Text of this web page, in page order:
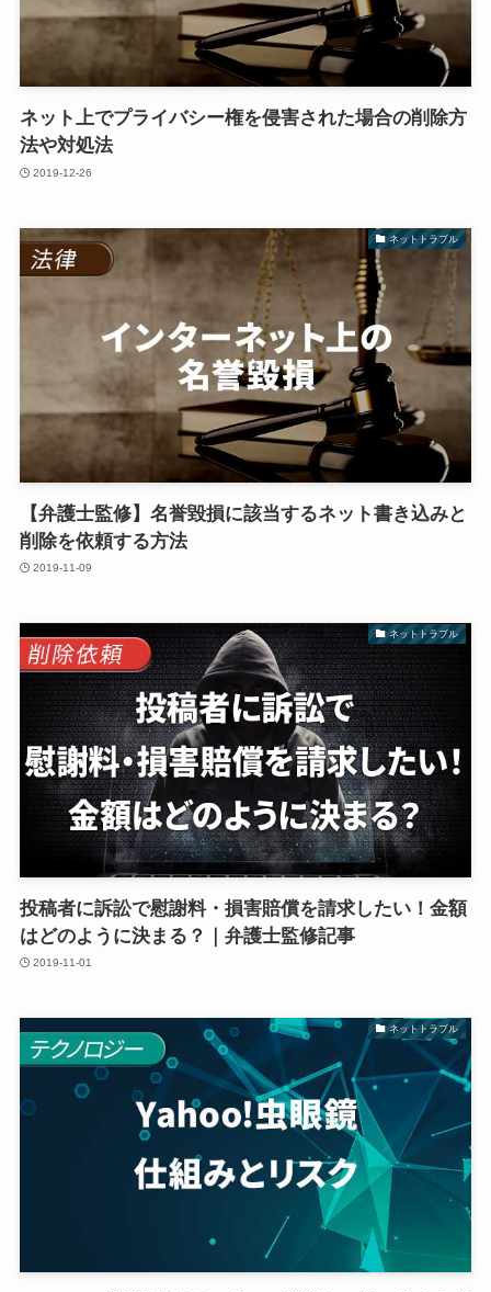
ネット上でプライバシー権を侵害された場合の削除方
法や対処法
2019-12-26
ネットトラブル
【弁護士監修】名誉毀損に該当するネット書き込みと
削除を依頼する方法
2019-11-09
ネットトラブル
投稿者に訴訟で慰謝料・損害賠償を請求したい！金額
はどのように決まる？｜弁護士監修記事
2019-11-01
ネットトラブル